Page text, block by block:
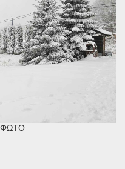
ΦΩΤΌ